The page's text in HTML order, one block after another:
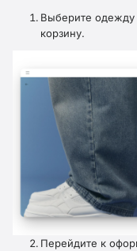
Выберите одежду
корзину.
Перейдите к